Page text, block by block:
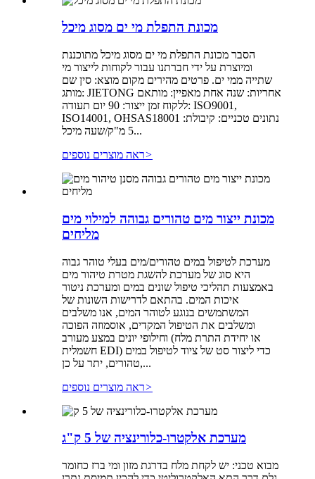
מכונת התפלת מי ים מסוג מיכל
הסבר מכונת התפלת מי ים מסוג מיכל מתוכננת
ומיוצרת על ידי חברתנו עבור לקוחות לייצור מי
שתייה ממי ים. פרטים מהירים מקום מוצא: סין שם
מותג: JIETONG אחריות: שנה אחת מאפיין: מותאם
ללקוח זמן ייצור: 90 יום תעודה: ISO9001,
ISO14001, OHSAS18001 נתונים טכניים: קיבולת:
5 מ"ק/שעה מיכל...
ראה מוצרים נוספים>
מכונת ייצור מים טהורים גבוהה למילוי מים
מליחים
מערכת לטיפול במים טהורים/מים בעלי טוהר גבוה
היא סוג של מערכת להשגת מטרת טיהור מים
באמצעות תהליכי טיפול שונים במים ומערכת ניטור
איכות המים. בהתאם לדרישות השונות של
המשתמשים בנוגע לטוהר המים, אנו משלבים
ומשלבים את הטיפול המקדים, אוסמוזה הפוכה
וחילופי יונים במצע מעורב (או יחידת התרת מלח
חשמלית EDI) כדי ליצור סט של ציוד לטיפול במים
טהורים, יתר על כן,...
ראה מוצרים נוספים>
מערכת אלקטרו-כלורינציה של 5 ק"ג
מבוא טכני: יש לקחת מלח בדרגת מזון ומי ברז כחומר